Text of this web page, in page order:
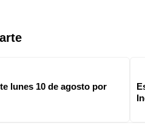
lunes 10 de agosto por